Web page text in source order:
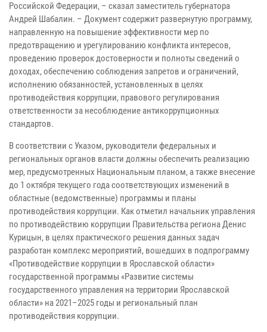
Российской Федерации, – сказал заместитель губернатора
Андрей Шабалин. – Документ содержит развернутую программу,
направленную на повышение эффективности мер по
предотвращению и урегулированию конфликта интересов,
проведению проверок достоверности и полноты сведений о
доходах, обеспечению соблюдения запретов и ограничений,
исполнению обязанностей, установленных в целях
противодействия коррупции, правового регулирования
ответственности за несоблюдение антикоррупционных
стандартов.
В соответствии с Указом, руководители федеральных и
региональных органов власти должны обеспечить реализацию
мер, предусмотренных Национальным планом, а также внесение
до 1 октября текущего года соответствующих изменений в
областные (ведомственные) программы и планы
противодействия коррупции. Как отметил начальник управления
по противодействию коррупции Правительства региона Денис
Курицын, в целях практического решения данных задач
разработан комплекс мероприятий, вошедших в подпрограмму
«Противодействие коррупции в Ярославской области»
государственной программы «Развитие системы
государственного управления на территории Ярославской
области» на 2021–2025 годы и региональный план
противодействия коррупции.